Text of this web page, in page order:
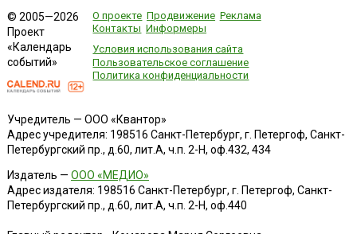
© 2005—2026
Проект
«Календарь
событий»
О проекте Продвижение Реклама
Контакты Информеры
Условия использования сайта
Пользовательское соглашение
Политика конфиденциальности
Учредитель — ООО «Квантор»
Адрес учредителя: 198516 Санкт-Петербург, г. Петергоф, Санкт-
Петербургский пр., д.60, лит.А, ч.п. 2-Н, оф.432, 434
Издатель — ООО «МЕДИО»
Адрес издателя: 198516 Санкт-Петербург, г. Петергоф, Санкт-
Петербургский пр., д.60, лит.А, ч.п. 2-Н, оф.440